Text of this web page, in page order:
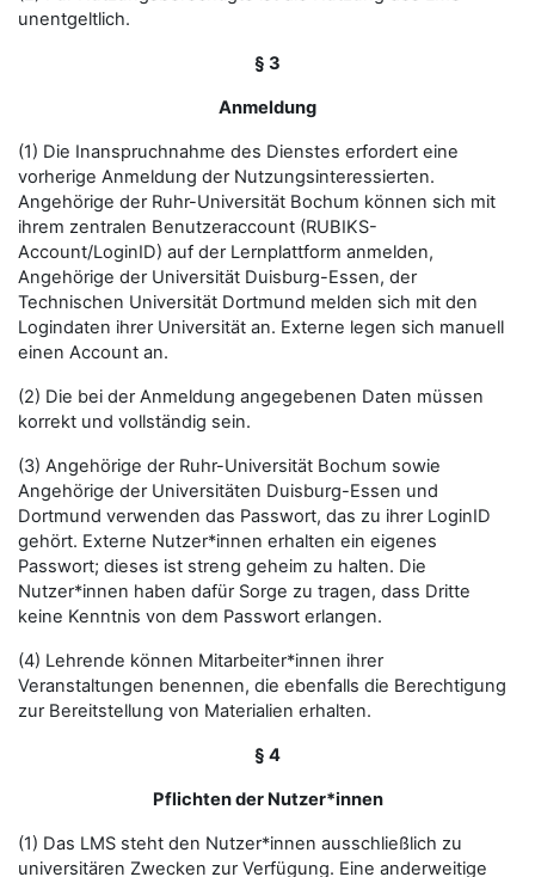
unentgeltlich.
§ 3
Anmeldung
(1) Die Inanspruchnahme des Dienstes erfordert eine
vorherige Anmeldung der Nutzungsinteressierten.
Angehörige der Ruhr-Universität Bochum können sich mit
ihrem zentralen Benutzeraccount (RUBIKS-
Account/LoginID) auf der Lernplattform anmelden,
Angehörige der Universität Duisburg-Essen, der
Technischen Universität Dortmund melden sich mit den
Logindaten ihrer Universität an. Externe legen sich manuell
einen Account an.
(2) Die bei der Anmeldung angegebenen Daten müssen
korrekt und vollständig sein.
(3) Angehörige der Ruhr-Universität Bochum sowie
Angehörige der Universitäten Duisburg-Essen und
Dortmund verwenden das Passwort, das zu ihrer LoginID
gehört. Externe Nutzer*innen erhalten ein eigenes
Passwort; dieses ist streng geheim zu halten. Die
Nutzer*innen haben dafür Sorge zu tragen, dass Dritte
keine Kenntnis von dem Passwort erlangen.
(4) Lehrende können Mitarbeiter*innen ihrer
Veranstaltungen benennen, die ebenfalls die Berechtigung
zur Bereitstellung von Materialien erhalten.
§ 4
Pflichten der Nutzer*innen
(1) Das LMS steht den Nutzer*innen ausschließlich zu
universitären Zwecken zur Verfügung. Eine anderweitige